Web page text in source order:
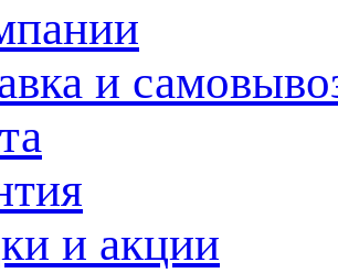
и
и акции